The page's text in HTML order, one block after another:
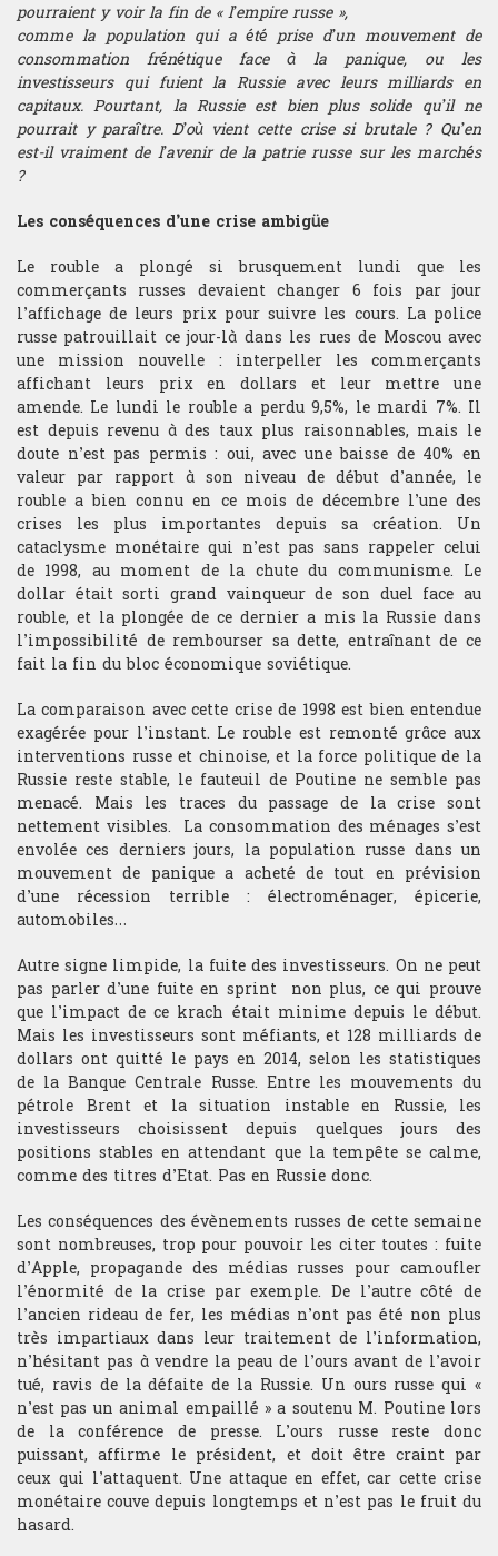
de qualité pour devenir trader.
Être diplômé du CIT, c’est s’ouvrir
les portes d’une carrière
prestigieuse dans la finance de
marché en se prévalant des
compétences et de l’expérience
recherchées par les recruteurs.
Conditions d'admission
Calendrier du concours
Annales
trading du CIT est conditionnée
organisé par l’Institut. Les
épreuves sont conçues pour
permettre de déceler parmi les
candidats ceux possédant un
véritable potentiel pour devenir
un Trader d’exception.
Plusieurs sessions sont
organisées dans différentes
villes. Se référer au calendrier
pour le choix du lieu et de la date
de passage.
Une formation Trading made in USA
ENSEIGNEMENT
Actualité
Anglais de la finance pour trader
Anglais pour trader
Décryptage
Géopolitique
Informatique
Macroéconomie
Mathématiques
Mathématiques financières
Microéconomie
Psychologie du Trading
TRADING
Gestion portefeuille
Choix sous-jacent
Gestion du risque
Gestion du stress
Analyse technique
Stratégie du trader
Compétition et challenge au CIT USA
RECHERCHE
Departement
Hardware & Finance
Finance comportementale
Optimisation de portfolio
Trading HF
Le diplôme du Californian
Institute of Trading est un
véritable gage de qualité aux
yeux des recruteurs du monde de
la finance de marché du fait des
compétences et de l’expérience
des diplômés du CIT.
conditionnée par la réussite aux
Trading School, mais également
par l’obtention de scores seuils
aux tests ICFE®, FRM® et GMAT®
Structureur
Quant
Gérant de portefeuille
Economiste
Offices
Le programme Devenir Traderdu
CIT offre la possibilité d'obtenir
un diplôme riche en certifications.
Les connaissances théoriques et
l'expérience du trading acquises à
l'issue de cette formation
ouvrent les portes à différentes
carrières dans les métiers de la
finance de marché.
Nos publications
Auteurs de publications et
d’ouvrages sur le trading et la
finance, nos professeurs mettent
ces ouvrages à disposition des
sont également présentées aux
étudiants afin que la scolarité au
CIT soit enrichie des tous
derniers résultats de la
recherche, permettant
notamment leur mise en
application en salle de marché.
Contact
Contatto
pourraient y voir la fin de « l’empire russe »,
comme la population qui a été prise d’un mouvement de
consommation frénétique face à la panique, ou les
investisseurs qui fuient la Russie avec leurs milliards en
capitaux. Pourtant, la Russie est bien plus solide qu’il ne
pourrait y paraître. D’où vient cette crise si brutale ? Qu’en
est-il vraiment de l’avenir de la patrie russe sur les marchés
?
Les conséquences d’une crise ambigüe
Le rouble a plongé si brusquement lundi que les
commerçants russes devaient changer 6 fois par jour
l’affichage de leurs prix pour suivre les cours. La police
russe patrouillait ce jour-là dans les rues de Moscou avec
une mission nouvelle : interpeller les commerçants
affichant leurs prix en dollars et leur mettre une
amende. Le lundi le rouble a perdu 9,5%, le mardi 7%. Il
est depuis revenu à des taux plus raisonnables, mais le
doute n’est pas permis : oui, avec une baisse de 40% en
valeur par rapport à son niveau de début d’année, le
rouble a bien connu en ce mois de décembre l’une des
crises les plus importantes depuis sa création. Un
cataclysme monétaire qui n’est pas sans rappeler celui
de 1998, au moment de la chute du communisme. Le
dollar était sorti grand vainqueur de son duel face au
rouble, et la plongée de ce dernier a mis la Russie dans
l’impossibilité de rembourser sa dette, entraînant de ce
fait la fin du bloc économique soviétique.
La comparaison avec cette crise de 1998 est bien entendue
exagérée pour l’instant. Le rouble est remonté grâce aux
interventions russe et chinoise, et la force politique de la
Russie reste stable, le fauteuil de Poutine ne semble pas
menacé. Mais les traces du passage de la crise sont
nettement visibles. La consommation des ménages s’est
envolée ces derniers jours, la population russe dans un
mouvement de panique a acheté de tout en prévision
d’une récession terrible : électroménager, épicerie,
automobiles…
Autre signe limpide, la fuite des investisseurs. On ne peut
pas parler d’une fuite en sprint non plus, ce qui prouve
que l’impact de ce krach était minime depuis le début.
Mais les investisseurs sont méfiants, et 128 milliards de
dollars ont quitté le pays en 2014, selon les statistiques
de la Banque Centrale Russe. Entre les mouvements du
pétrole Brent et la situation instable en Russie, les
investisseurs choisissent depuis quelques jours des
positions stables en attendant que la tempête se calme,
comme des titres d’Etat. Pas en Russie donc.
Les conséquences des évènements russes de cette semaine
sont nombreuses, trop pour pouvoir les citer toutes : fuite
d’Apple, propagande des médias russes pour camoufler
l’énormité de la crise par exemple. De l’autre côté de
l’ancien rideau de fer, les médias n’ont pas été non plus
très impartiaux dans leur traitement de l’information,
n’hésitant pas à vendre la peau de l’ours avant de l’avoir
tué, ravis de la défaite de la Russie. Un ours russe qui «
n’est pas un animal empaillé » a soutenu M. Poutine lors
de la conférence de presse. L’ours russe reste donc
puissant, affirme le président, et doit être craint par
ceux qui l’attaquent. Une attaque en effet, car cette crise
monétaire couve depuis longtemps et n’est pas le fruit du
hasard.